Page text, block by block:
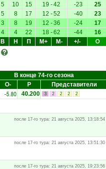
5 10 15 19 -42 -23
25
5 8 17 12 -52 -40
23
3 8 19 12 -36 -24
17
4 4 22 18 -62 -44
16
В Н П М+ М- +/- О
В конце 74-го сезона
О- Р Представители
-5.80 40.200 3 2 2 2 2
после 17-го тура: 21 августа 2025, 13:18:54
после 17-го тура: 21 августа 2025, 13:51:30
после 17-го тура: 21 августа 2025, 19:23:56